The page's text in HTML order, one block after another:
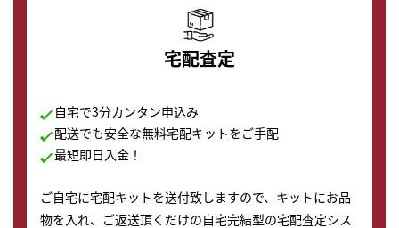
宅配査定
自宅で3分カンタン申込み
配送でも安全な無料宅配キットをご手配
最短即日入金！
ご自宅に宅配キットを送付致しますので、キットにお品
物を入れ、ご返送頂くだけの自宅完結型の宅配査定シス